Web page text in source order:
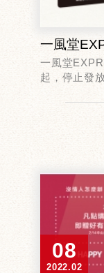
一風堂
起，停止發
既有集點卡
6點兌...
08
2022.02